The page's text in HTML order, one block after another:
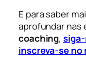
E para saber
aprofundar nas
coaching,
inscreva-se no